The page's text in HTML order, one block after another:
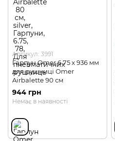
Артикул: 3991
Гарпун Omer 6.75 x 936 мм
для рушниці Omer
Airbalette 90 см
944 грн
Немає в наявності